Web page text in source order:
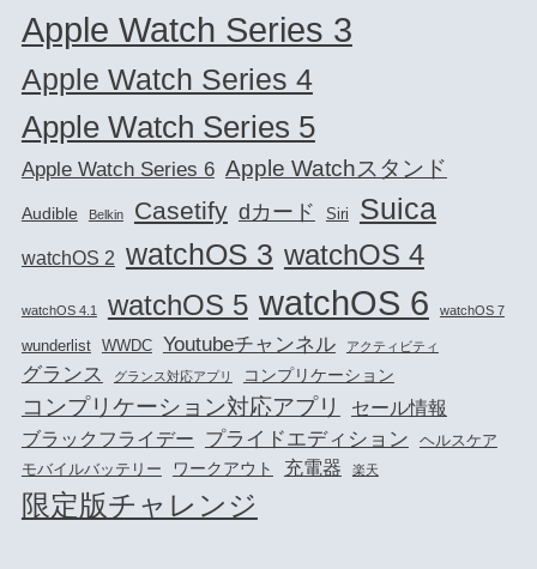
Apple Watch Series 3
Apple Watch Series 4
Apple Watch Series 5
Apple Watch Series 6 Apple Watchスタンド
Audible Belkin Casetify dカード Siri Suica
watchOS 2 watchOS 3 watchOS 4
watchOS 4.1 watchOS 5 watchOS 6 watchOS 7
wunderlist WWDC Youtubeチャンネル アクティビティ
グランス グランス対応アプリ コンプリケーション
コンプリケーション対応アプリ
セール情報
ブラックフライデー
プライドエディション
ヘルスケア
モバイルバッテリー
ワークアウト 充電器 楽天
限定版チャレンジ